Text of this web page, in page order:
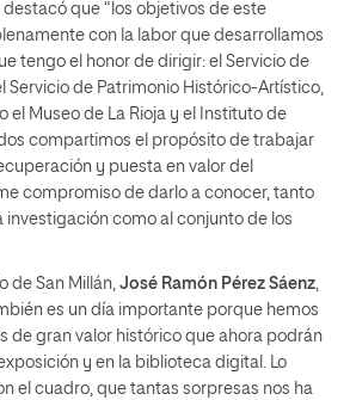
destacó que “los objetivos de este
con la labor que desarrollamos
tengo el honor de dirigir: el Servicio de
Servicio de Patrimonio Histórico-Artístico,
el Museo de La Rioja y el Instituto de
compartimos el propósito de trabajar
y puesta en valor del
compromiso de darlo a conocer, tanto
investigación como al conjunto de los
de San Millán, José Ramón Pérez Sáenz,
es un día importante porque hemos
de gran valor histórico que ahora podrán
y en la biblioteca digital. Lo
el cuadro, que tantas sorpresas nos ha